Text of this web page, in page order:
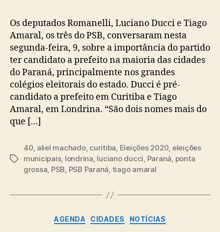
Os deputados Romanelli, Luciano Ducci e Tiago
Amaral, os três do PSB, conversaram nesta
segunda-feira, 9, sobre a importância do partido
ter candidato a prefeito na maioria das cidades
do Paraná, principalmente nos grandes
colégios eleitorais do estado. Ducci é pré-
candidato a prefeito em Curitiba e Tiago
Amaral, em Londrina. “São dois nomes mais do
que […]
Tags
40, aliel machado, curitiba, Eleições 2020, eleições
municipais, londrina, luciano ducci, Paraná, ponta
grossa, PSB, PSB Paraná, tiago amaral
Categorias
AGENDA CIDADES NOTÍCIAS